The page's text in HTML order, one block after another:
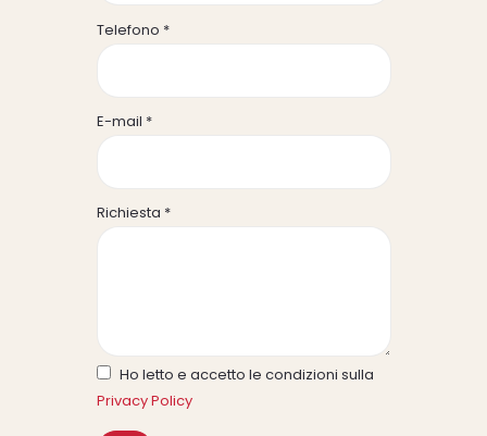
Telefono *
E-mail *
Richiesta *
Ho letto e accetto le condizioni sulla
Privacy Policy